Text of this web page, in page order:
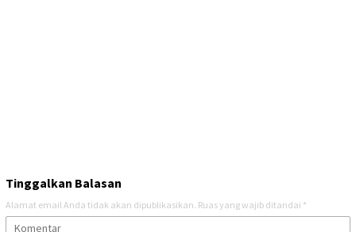
Tinggalkan Balasan
Alamat email Anda tidak akan dipublikasikan. Ruas yang wajib ditandai *